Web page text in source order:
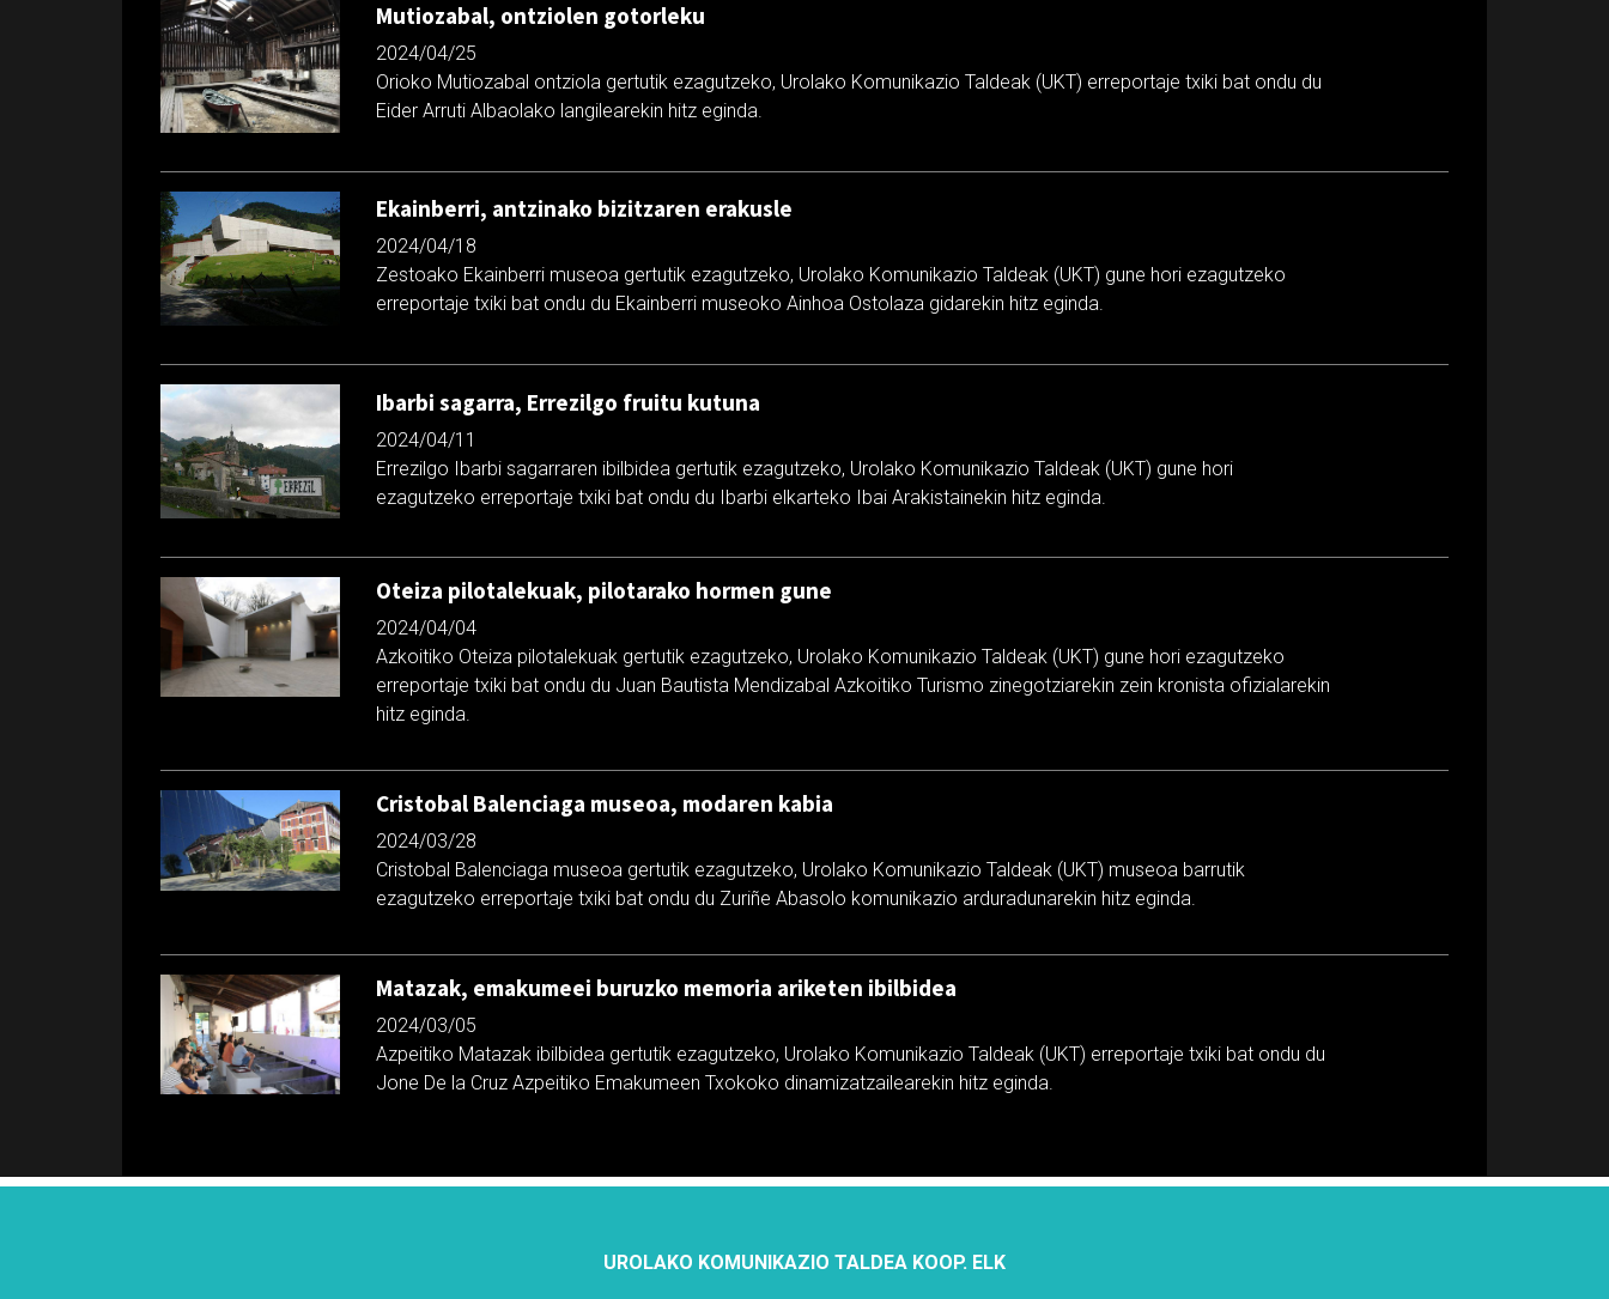
Mutiozabal, ontziolen gotorleku
2024/04/25
Orioko Mutiozabal ontziola gertutik ezagutzeko, Urolako Komunikazio Taldeak (UKT) erreportaje txiki bat ondu du
Eider Arruti Albaolako langilearekin hitz eginda.
Ekainberri, antzinako bizitzaren erakusle
2024/04/18
Zestoako Ekainberri museoa gertutik ezagutzeko, Urolako Komunikazio Taldeak (UKT) gune hori ezagutzeko
erreportaje txiki bat ondu du Ekainberri museoko Ainhoa Ostolaza gidarekin hitz eginda.
Ibarbi sagarra, Errezilgo fruitu kutuna
2024/04/11
Errezilgo Ibarbi sagarraren ibilbidea gertutik ezagutzeko, Urolako Komunikazio Taldeak (UKT) gune hori
ezagutzeko erreportaje txiki bat ondu du Ibarbi elkarteko Ibai Arakistainekin hitz eginda.
Oteiza pilotalekuak, pilotarako hormen gune
2024/04/04
Azkoitiko Oteiza pilotalekuak gertutik ezagutzeko, Urolako Komunikazio Taldeak (UKT) gune hori ezagutzeko
erreportaje txiki bat ondu du Juan Bautista Mendizabal Azkoitiko Turismo zinegotziarekin zein kronista ofizialarekin
hitz eginda.
Cristobal Balenciaga museoa, modaren kabia
2024/03/28
Cristobal Balenciaga museoa gertutik ezagutzeko, Urolako Komunikazio Taldeak (UKT) museoa barrutik
ezagutzeko erreportaje txiki bat ondu du Zuriñe Abasolo komunikazio arduradunarekin hitz eginda.
Matazak, emakumeei buruzko memoria ariketen ibilbidea
2024/03/05
Azpeitiko Matazak ibilbidea gertutik ezagutzeko, Urolako Komunikazio Taldeak (UKT) erreportaje txiki bat ondu du
Jone De la Cruz Azpeitiko Emakumeen Txokoko dinamizatzailearekin hitz eginda.
UROLAKO KOMUNIKAZIO TALDEA KOOP. ELK